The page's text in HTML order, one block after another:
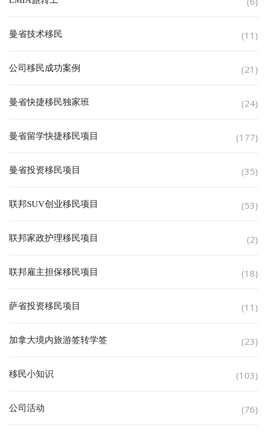
曼省技术移民 (11)
公司移民成功案例 (21)
曼省快捷移民独家班 (24)
曼省留学快捷移民项目 (177)
曼省投资移民项目 (35)
联邦SUV创业移民项目 (53)
联邦家政护理移民项目 (2)
联邦雇主担保移民项目 (18)
萨省投资移民项目 (11)
加拿大境内旅游签转学签 (23)
移民小知识 (103)
公司活动 (76)